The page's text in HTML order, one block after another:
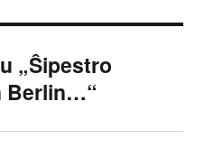
„Ŝipestro
Berlin…“